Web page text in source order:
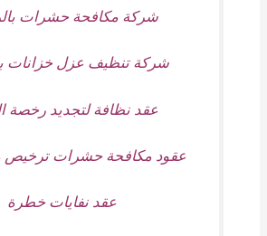
شركة مكافحة حشرات
شركة تنظيف عزل خزانات
عقد نظافة لتجديد رخصة
عقود مكافحة حشرات ترخيص
عقد نفايات خطرة